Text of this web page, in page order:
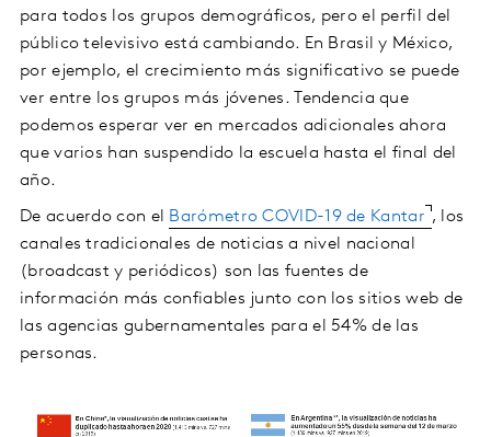
para todos los grupos demográficos, pero el perfil del
público televisivo está cambiando. En Brasil y México,
por ejemplo, el crecimiento más significativo se puede
ver entre los grupos más jóvenes. Tendencia que
podemos esperar ver en mercados adicionales ahora
que varios han suspendido la escuela hasta el final del
año.
De acuerdo con el Barómetro COVID-19 de Kantar , los
canales tradicionales de noticias a nivel nacional
(broadcast y periódicos) son las fuentes de
información más confiables junto con los sitios web de
las agencias gubernamentales para el 54% de las
personas.